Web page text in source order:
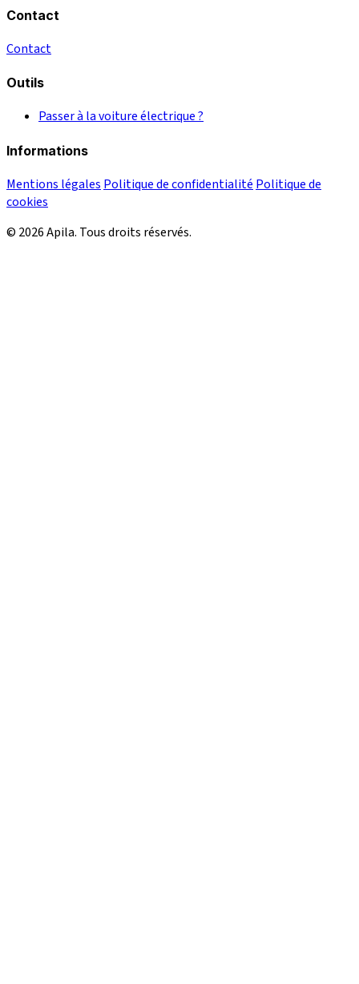
Contact
Contact
Outils
Passer à la voiture électrique ?
Informations
Mentions légales Politique de confidentialité Politique de
cookies
© 2026 Apila. Tous droits réservés.